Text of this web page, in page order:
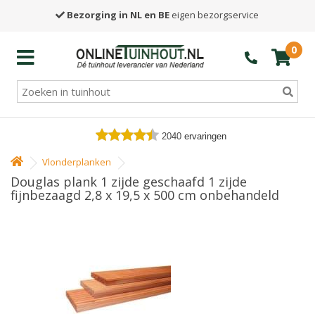
Bezorging in NL en BE eigen bezorgservice
0
2040 ervaringen
Vlonderplanken
Douglas plank 1 zijde geschaafd 1 zijde
fijnbezaagd 2,8 x 19,5 x 500 cm onbehandeld